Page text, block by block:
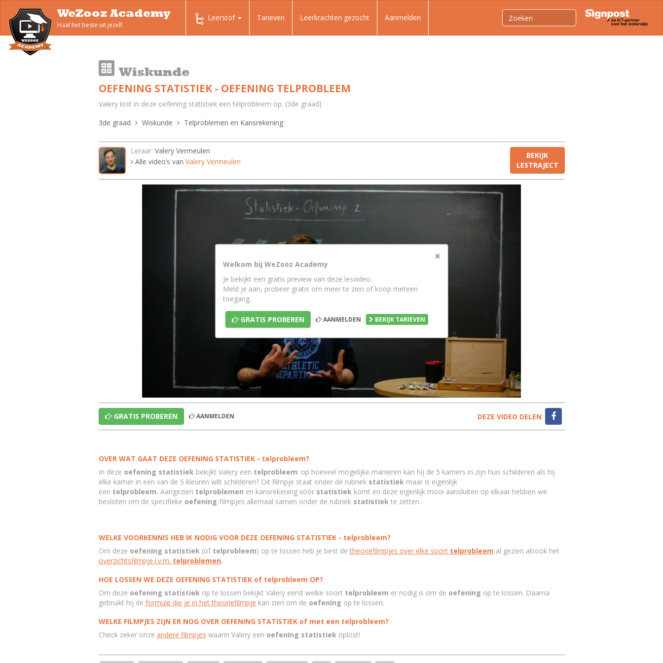
WeZooz Academy
Haal het beste uit jezelf.
Leerstof Tarieven Leerkrachten gezocht Aanmelden
Wiskunde
OEFENING STATISTIEK - OEFENING TELPROBLEEM
Valery lost in deze oefening statistiek een telprobleem op. (3de graad)
3de graad
Wiskunde Telproblemen en Kansrekening
Leraar: Valery Vermeulen
Alle video’s van Valery Vermeulen
BEKIJK
LESTRAJECT
×
Welkom bij WeZooz Academy
Je bekijkt een gratis preview van deze lesvideo.
Meld je aan, probeer gratis om meer te zien of koop meteen
toegang.
GRATIS PROBEREN AANMELDEN BEKIJK TARIEVEN
GRATIS PROBEREN AANMELDEN DEZE VIDEO DELEN
OVER WAT GAAT DEZE OEFENING STATISTIEK - telprobleem?
In deze oefening statistiekbekijkt Valery een telprobleem: op hoeveel mogelijke manieren kan hij de 5 kamers in zijn huis schilderen als hij
elke kamer in een van de 5 kleuren wilt schilderen? Dit filmpje staat onder de rubriek statistiekmaar is eigenlijk
een telprobleem. Aangezien telproblemen en kansrekening vóór statistiekkomt en deze eigenlijk mooi aansluiten op elkaar hebben we
besloten om de specifieke oefening-filmpjes allemaal samen onder de rubriek statistiekte zetten.
WELKE VOORKENNIS HEB IK NODIG VOOR DEZE OEFENING STATISTIEK - telprobleem?
Om deze oefening statistiek(of telprobleem) op te lossen heb je best detheoriefilmpjes over elke soort telprobleem al gezien alsook het
overzichtsfilmpje i.v.m. telproblemen.
HOE LOSSEN WE DEZE OEFENING STATISTIEK of telprobleem OP?
Om deze oefening statistiekop te lossen bekijkt Valery eerst welke soort telprobleem er nodig is om de oefening op te lossen. Daarna
gebruikt hij de formule die je in het theoriefilmpje kan zien om de oefening op te lossen.
WELKE FILMPJES ZIJN ER NOG OVER OEFENING STATISTIEK of met een telprobleem?
Check zeker onze andere filmpjes waarin Valery een oefening statistiekoplost!